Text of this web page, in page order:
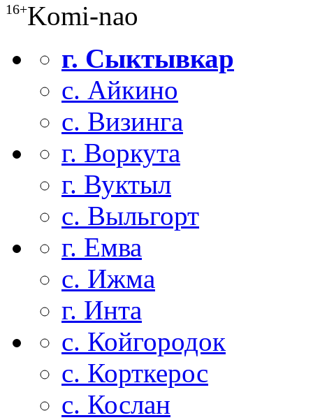
16+Komi-nao
г. Сыктывкар
с. Айкино
с. Визинга
г. Воркута
г. Вуктыл
с. Выльгорт
г. Емва
с. Ижма
г. Инта
с. Койгородок
с. Корткерос
с. Кослан